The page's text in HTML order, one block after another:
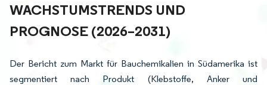
ACHSTUMSTRENDS UND P
ROGNOSE (2026–2031)
Der Bericht zum Markt für Bauchemikalien in Südamerika ist
segmentiert nach Produkt (Klebstoffe, Anker und